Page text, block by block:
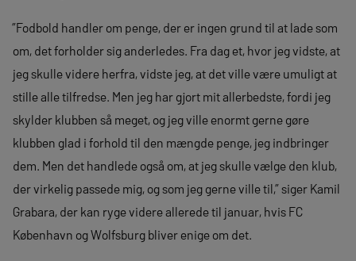
”Fodbold handler om penge, der er ingen grund til at lade som
om, det forholder sig anderledes. Fra dag et, hvor jeg vidste, at
jeg skulle videre herfra, vidste jeg, at det ville være umuligt at
stille alle tilfredse. Men jeg har gjort mit allerbedste, fordi jeg
skylder klubben så meget, og jeg ville enormt gerne gøre
klubben glad i forhold til den mængde penge, jeg indbringer
dem. Men det handlede også om, at jeg skulle vælge den klub,
der virkelig passede mig, og som jeg gerne ville til,” siger Kamil
Grabara, der kan ryge videre allerede til januar, hvis FC
København og Wolfsburg bliver enige om det.